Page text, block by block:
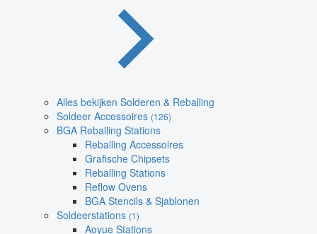
Alles bekijken Solderen & Reballing
Soldeer Accessoires (126)
BGA Reballing Stations
Reballing Accessoires
Grafische Chipsets
Reballing Stations
Reflow Ovens
BGA Stencils & Sjablonen
Soldeerstations (1)
Aoyue Stations